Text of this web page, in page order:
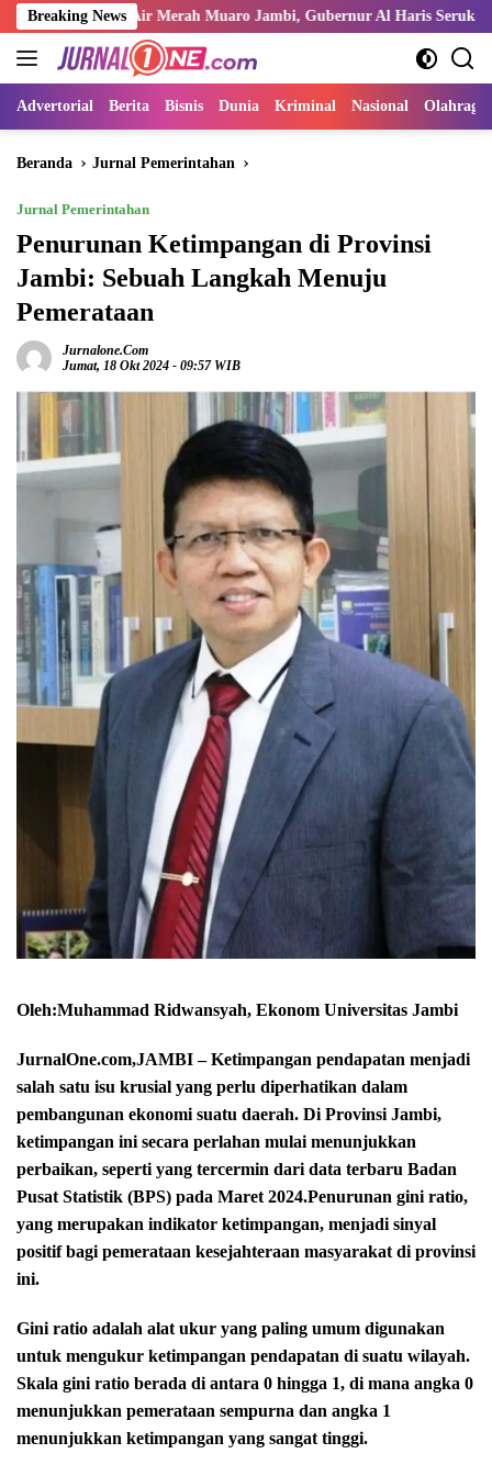
Langsung
ke
konten
Breaking News
Air Merah Muaro Jambi, Gubernur Al Haris Serukan Ulama dan Kiai
Advertorial Berita Bisnis Dunia Kriminal Nasional Olahraga
Beranda Jurnal Pemerintahan
Jurnal Pemerintahan
Penurunan Ketimpangan di Provinsi
Jambi: Sebuah Langkah Menuju
Pemerataan
Jurnalone.com
Jumat, 18 Okt 2024 - 09:57 WIB
Oleh:Muhammad Ridwansyah, Ekonom Universitas Jambi
JurnalOne.com,JAMBI – Ketimpangan pendapatan menjadi
salah satu isu krusial yang perlu diperhatikan dalam
pembangunan ekonomi suatu daerah. Di Provinsi Jambi,
ketimpangan ini secara perlahan mulai menunjukkan
perbaikan, seperti yang tercermin dari data terbaru Badan
Pusat Statistik (BPS) pada Maret 2024.Penurunan gini ratio,
yang merupakan indikator ketimpangan, menjadi sinyal
positif bagi pemerataan kesejahteraan masyarakat di provinsi
ini.
Gini ratio adalah alat ukur yang paling umum digunakan
untuk mengukur ketimpangan pendapatan di suatu wilayah.
Skala gini ratio berada di antara 0 hingga 1, di mana angka 0
menunjukkan pemerataan sempurna dan angka 1
menunjukkan ketimpangan yang sangat tinggi.